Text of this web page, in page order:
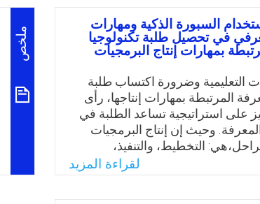
السبورة الذكية ومهارات
في تحصيل طلبة تكنولوجيا
بمهارات إنتاج البرمجيات
التعليمية وضرورة اكتساب طلبة
المرتبطة بمهارات إنتاجها، رأى
على استراتيجية تساعد الطلبة في
وحيث إن إنتاج البرمجيات
التخطيط، والتنفيذ،
الذكية من الوسائط التكنولوجية
قبل الاستخدام وفي أثنائه وبعده،
ما وراء المعرفي تساعد على
لقراءة المزيد
ملخص